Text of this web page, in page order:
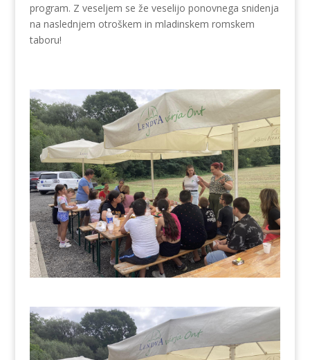
program. Z veseljem se že veselijo ponovnega snidenja
na naslednjem otroškem in mladinskem romskem
taboru!